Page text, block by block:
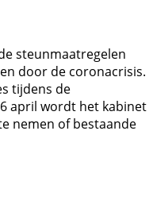
steunmaatregelen
door de coronacrisis.
tijdens de
april wordt het kabinet
nemen of bestaande